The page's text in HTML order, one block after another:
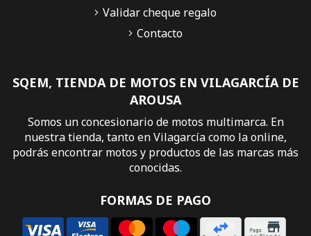
SQEM, TIENDA DE MOTOS EN VILAGARCÍA DE
AROUSA
Somos un concesionario de motos multimarca. En
nuestra tienda, tanto en Vilagarcía como la online,
podrás encontrar motos y productos de las marcas más
conocidas.
FORMAS DE PAGO
Validar cheque regalo
Contacto